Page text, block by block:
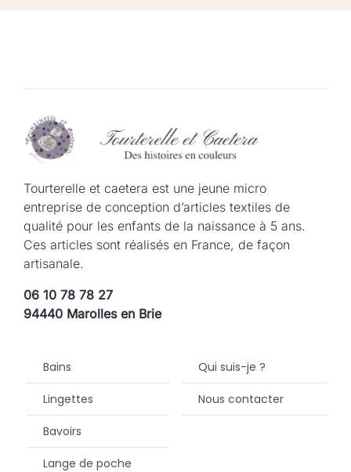
Tourterelle et caetera est une jeune micro
entreprise de conception d’articles textiles de
qualité pour les enfants de la naissance à 5 ans.
Ces articles sont réalisés en France, de façon
artisanale.
06 10 78 78 27
94440 Marolles en Brie
Bains
Lingettes
Bavoirs
Lange de poche
Qui suis-je ?
Nous contacter